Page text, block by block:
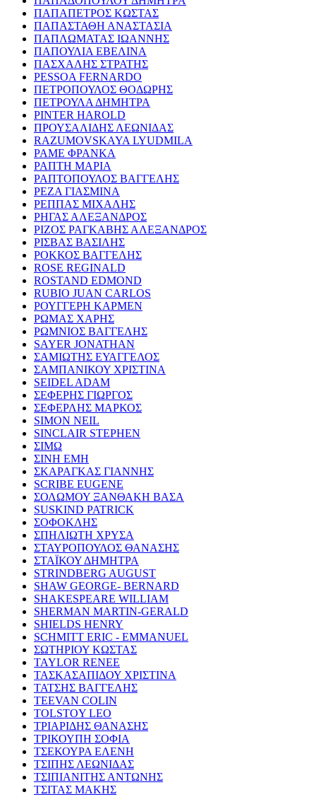
ΠΑΠΑΠΕΤΡΟΣ ΚΩΣΤΑΣ
ΠΑΠΑΣΤΑΘΗ ΑΝΑΣΤΑΣΙΑ
ΠΑΠΛΩΜΑΤΑΣ ΙΩΑΝΝΗΣ
ΠΑΠΟΥΛΙΑ ΕΒΕΛΙΝΑ
ΠΑΣΧΑΛΗΣ ΣΤΡΑΤΗΣ
PESSOA FERNARDO
ΠΕΤΡΟΠΟΥΛΟΣ ΘΟΔΩΡΗΣ
ΠΕΤΡΟΥΛΑ ΔΗΜΗΤΡΑ
PINTER HAROLD
ΠΡΟΥΣΑΛΙΔΗΣ ΛΕΩΝΙΔΑΣ
RAZUMOVSKAYA LYUDMILA
ΡΑΜΕ ΦΡΑΝΚΑ
ΡΑΠΤΗ ΜΑΡΙΑ
ΡΑΠΤΟΠΟΥΛΟΣ ΒΑΓΓΕΛΗΣ
ΡΕΖΑ ΓΙΑΣΜΙΝΑ
ΡΕΠΠΑΣ ΜΙΧΑΛΗΣ
ΡΗΓΑΣ ΑΛΕΞΑΝΔΡΟΣ
ΡΙΖΟΣ ΡΑΓΚΑΒΗΣ ΑΛΕΞΑΝΔΡΟΣ
ΡΙΣΒΑΣ ΒΑΣΙΛΗΣ
ΡΟΚΚΟΣ ΒΑΓΓΕΛΗΣ
ROSE REGINALD
ROSTAND EDMOND
RUBIO JUAN CARLOS
ΡΟΥΓΓΕΡΗ ΚΑΡΜΕΝ
ΡΩΜΑΣ ΧΑΡΗΣ
ΡΩΜΝΙΟΣ ΒΑΓΓΕΛΗΣ
SAYER JONATHAN
ΣΑΜΙΩΤΗΣ ΕΥΑΓΓΕΛΟΣ
ΣΑΜΠΑΝΙΚΟΥ ΧΡΙΣΤΙΝΑ
SEIDEL ADAM
ΣΕΦΕΡΗΣ ΓΙΩΡΓΟΣ
ΣΕΦΕΡΛΗΣ ΜΑΡΚΟΣ
SIMON NEIL
SINCLAIR STEPHEN
ΣΙΜΩ
ΣΙΝΗ ΕΜΗ
ΣΚΑΡΑΓΚΑΣ ΓΙΑΝΝΗΣ
SCRIBE EUGENE
ΣΟΛΩΜΟΥ ΞΑΝΘΑΚΗ ΒΑΣΑ
SUSKIND PATRICK
ΣΟΦΟΚΛΗΣ
ΣΠΗΛΙΩΤΗ ΧΡΥΣΑ
ΣΤΑΥΡΟΠΟΥΛΟΣ ΘΑΝΑΣΗΣ
ΣΤΑΪΚΟΥ ΔΗΜΗΤΡΑ
STRINDBERG AUGUST
SHAW GEORGE- BERNARD
SHAKESPEARE WILLIAM
SHERMAN MARTIN-GERALD
SHIELDS HENRY
SCHMITT ERIC - EMMANUEL
ΣΩΤΗΡΙΟΥ ΚΩΣΤΑΣ
TAYLOR RENEE
ΤΑΣΚΑΣΑΠΙΔΟΥ ΧΡΙΣΤΙΝΑ
ΤΑΤΣΗΣ ΒΑΓΓΕΛΗΣ
TEEVAN COLIN
TOLSTOY LEO
ΤΡΙΑΡΙΔΗΣ ΘΑΝΑΣΗΣ
ΤΡΙΚΟΥΠΗ ΣΟΦΙΑ
ΤΣΕΚΟΥΡΑ ΕΛΕΝΗ
ΤΣΙΠΗΣ ΛΕΩΝΙΔΑΣ
ΤΣΙΠΙΑΝΙΤΗΣ ΑΝΤΩΝΗΣ
ΤΣΙΤΑΣ ΜΑΚΗΣ